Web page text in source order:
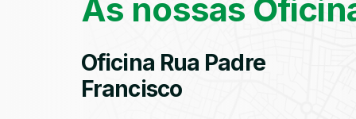
As nossas
Oficina Rua Padre
Francisco